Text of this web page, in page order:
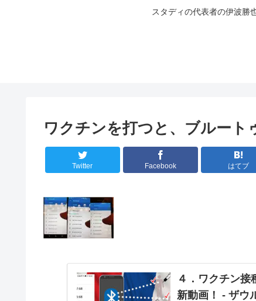
スタディの代表者の伊波勝
ワクチンを打つと、ブルート
Twitter Facebook はてブ
４．ワクチン
新動画！ - ザウ